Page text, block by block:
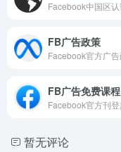
FB广告政策
FB广告免费课程
暂无评论